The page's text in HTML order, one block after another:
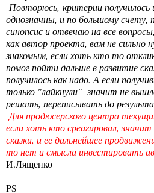
Повторюсь, критерии получилось
однозначны, и по большому счету,
синопсис и отвечаю на все
как автор проекта, вам не сильно
знакомым, если хоть кто то
помог пойти дальше в развитие
получилось как надо. А если
только "лайкнули"- значит не
решать, переписывать до
Для продюсерского центра
если хоть кто среагировал,
сказки, и ее дальнейшее
то нет и смысла инвестировать
И.Лященко
PS